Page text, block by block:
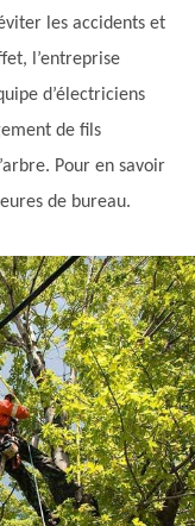
les accidents et
l’entreprise
d’électriciens
de fils
Pour en savoir
de bureau.